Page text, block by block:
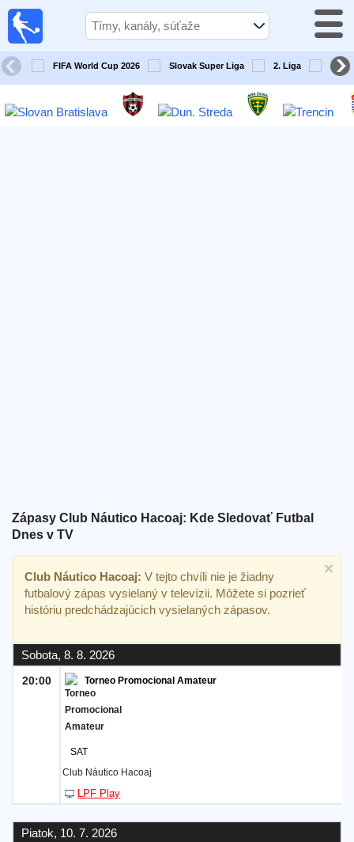
FIFA World Cup 2026 Slovak Super Liga 2. Liga
Zápasy Club Náutico Hacoaj: Kde Sledovať Futbal
Dnes v TV
×
Club Náutico Hacoaj: V tejto chvíli nie je žiadny
futbalový zápas vysielaný v televízii. Môžete si pozrieť
históriu predchádzajúcich vysielaných zápasov.
Sobota, 8. 8. 2026
20:00 Torneo Promocional Amateur
SAT
Club Náutico Hacoaj
LPF Play
Piatok, 10. 7. 2026
Futbal
Televízny
sprievodca